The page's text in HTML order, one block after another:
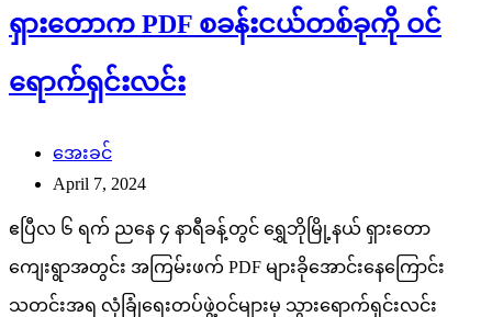
ရှားတောက PDF စခန်းငယ်တစ်ခုကို ဝင်
ရောက်ရှင်းလင်း
အေးခင်
April 7, 2024
ဧပြီလ ၆ ရက် ညနေ ၄ နာရီခန့်တွင် ရွှေဘိုမြို့နယ် ရှားတော
ကျေးရွာအတွင်း အကြမ်းဖက် PDF များခိုအောင်းနေကြောင်း
သတင်းအရ လုံခြုံရေးတပ်ဖွဲ့ဝင်များမှ သွားရောက်ရှင်းလင်း